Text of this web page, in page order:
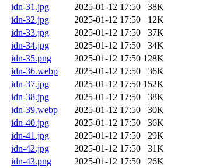
idn-31.jpg
2025-01-12 17:50
38K
idn-32.jpg
2025-01-12 17:50
12K
idn-33.jpg
2025-01-12 17:50
37K
idn-34.jpg
2025-01-12 17:50
34K
idn-35.png
2025-01-12 17:50 128K
idn-36.webp
2025-01-12 17:50
36K
idn-37.jpg
2025-01-12 17:50 152K
idn-38.jpg
2025-01-12 17:50
38K
idn-39.webp
2025-01-12 17:50
30K
idn-40.jpg
2025-01-12 17:50
36K
idn-41.jpg
2025-01-12 17:50
29K
idn-42.jpg
2025-01-12 17:50
31K
idn-43.png
2025-01-12 17:50
26K